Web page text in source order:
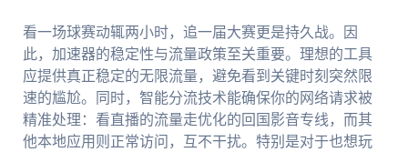
看一场球赛动辄两小时，追一届大赛更是持久战。因
此，加速器的稳定性与流量政策至关重要。理想的工具
应提供真正稳定的无限流量，避免看到关键时刻突然限
速的尴尬。同时，智能分流技术能确保你的网络请求被
精准处理：看直播的流量走优化的回国影音专线，而其
他本地应用则正常访问，互不干扰。特别是对于也想玩